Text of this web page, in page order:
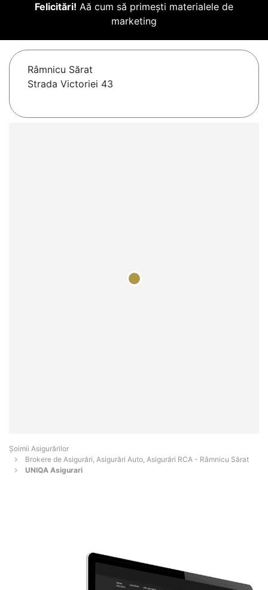
Felicitări! Aă cum să primești materialele de
marketing
Râmnicu Sărat
Strada Victoriei 43
Șoimii Asigurărilor
Brokere de Asigurări, Asigurări Auto, Asigurări RCA - Râmnicu Sărat
UNIQA Asigurari